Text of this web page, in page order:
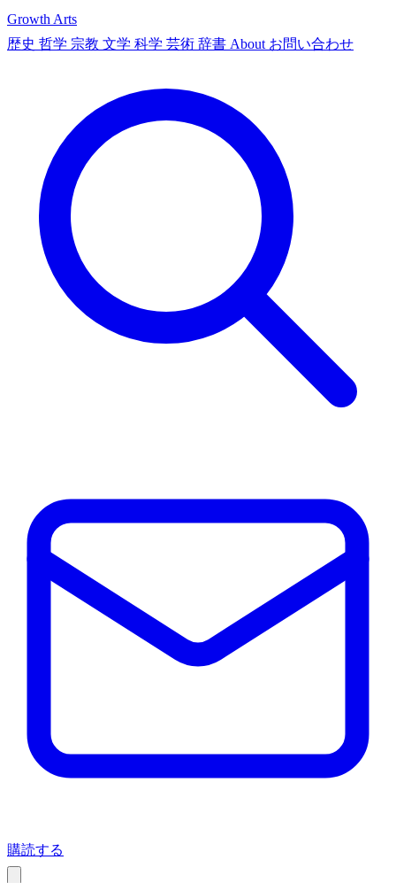
Growth Arts
歴史 哲学 宗教 文学 科学 芸術 辞書 About お問い合わせ
購読する